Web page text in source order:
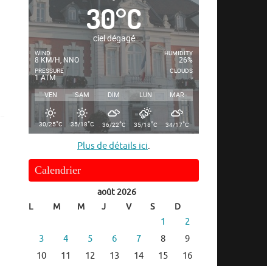
30°C
ciel dégagé
WIND
8 KM/H, NNO
PRESSURE
1 ATM
HUMIDITY
26%
CLOUDS
-
VEN SAM DIM LUN MAR
30/25°C 35/18°C 36/22°C 35/18°C 34/17°C
Plus de détails ici.
Calendrier
août 2026
L
M M J V S D
1
2
3
4 5 6 7 8
9
10
11 12 13 14 15
16